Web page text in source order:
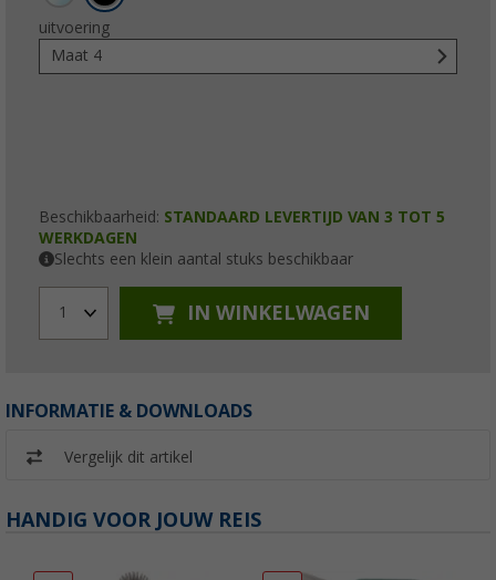
uitvoering
Maat 4
Beschikbaarheid: STANDAARD LEVERTIJD VAN 3 TOT 5
WERKDAGEN
Slechts een klein aantal stuks beschikbaar
1 IN WINKELWAGEN
INFORMATIE & DOWNLOADS
Vergelijk dit artikel
HANDIG VOOR JOUW REIS